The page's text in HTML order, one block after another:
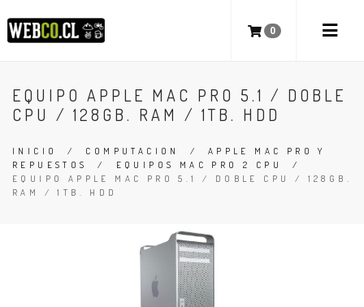
0
EQUIPO APPLE MAC PRO 5.1 / DOBLE
CPU / 128GB. RAM / 1TB. HDD
INICIO / COMPUTACION / APPLE MAC PRO Y
REPUESTOS
/ EQUIPOS MAC PRO 2 CPU
/
EQUIPO APPLE MAC PRO 5.1 / DOBLE CPU / 128GB.
RAM / 1TB. HDD